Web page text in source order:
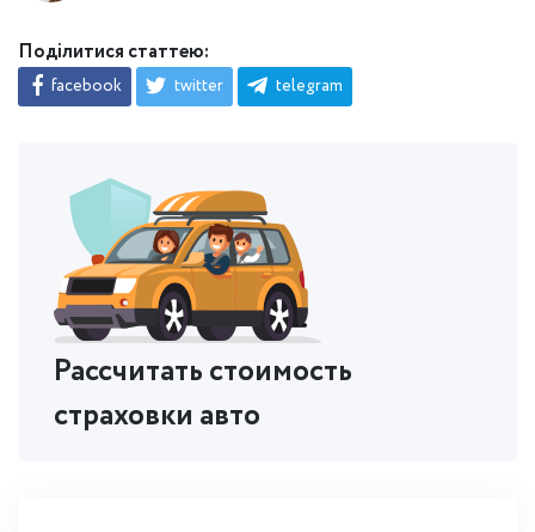
Рассчитать стоимость
страховки авто
Поділитися статтею:
facebook twitter telegram